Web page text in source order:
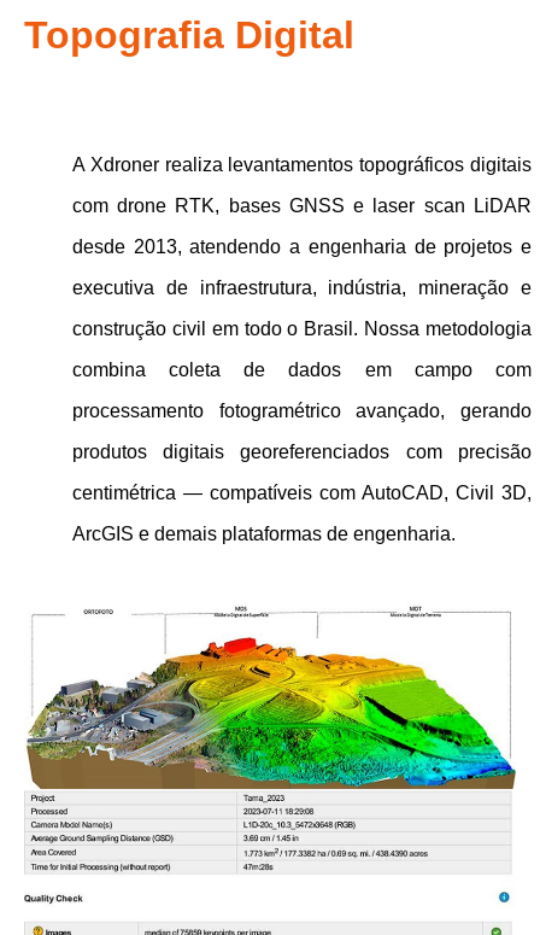
Topografia Digital
A Xdroner realiza levantamentos topográficos digitais
com drone RTK, bases GNSS e laser scan LiDAR
desde 2013, atendendo a engenharia de projetos e
executiva de infraestrutura, indústria, mineração e
construção civil em todo o Brasil. Nossa metodologia
combina coleta de dados em campo com
processamento fotogramétrico avançado, gerando
produtos digitais georeferenciados com precisão
centimétrica — compatíveis com AutoCAD, Civil 3D,
ArcGIS e demais plataformas de engenharia.